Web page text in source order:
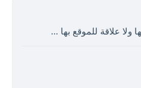
ولا علاقة للموقع بها ...